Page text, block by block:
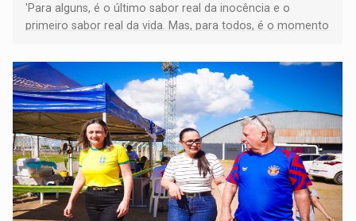
'Para alguns, é o último sabor real da inocência e o
primeiro sabor real da vida. Mas, para todos, é o momento
original)